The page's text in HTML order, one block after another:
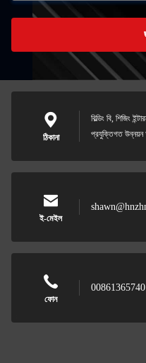
ঠিকানা
বিল্ডিং বি, শিজিং
প্রযুক্তিগত উন্নয়ন
ই-মেইল
ফোন